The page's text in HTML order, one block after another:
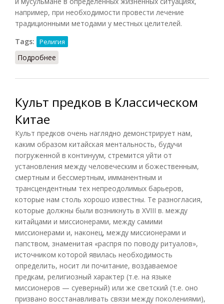
например, при необходимости провести лечение
традиционными методами у местных целителей.
Tags:
Религия
Подробнее
Культ предков в Классическом
Китае
Культ предков очень наглядно демонстрирует нам,
каким образом китайская ментальность, будучи
погруженной в континуум, стремится уйти от
установления между человеческим и божественным,
смертным и бессмертным, имманентным и
трансцендентным тех непреодолимых барьеров,
которые нам столь хорошо известны. Те разногласия,
которые должны были возникнуть в XVIII в. между
китайцами и миссионерами, между самими
миссионерами и, наконец, между миссионерами и
папством, знаменитая «распря по поводу ритуалов»,
источником которой явилась необходимость
определить, носит ли почитание, воздаваемое
предкам, религиозный характер (т.е. на языке
миссионеров — суеверный) или же светский (т.е. оно
призвано восстанавливать связи между поколениями),